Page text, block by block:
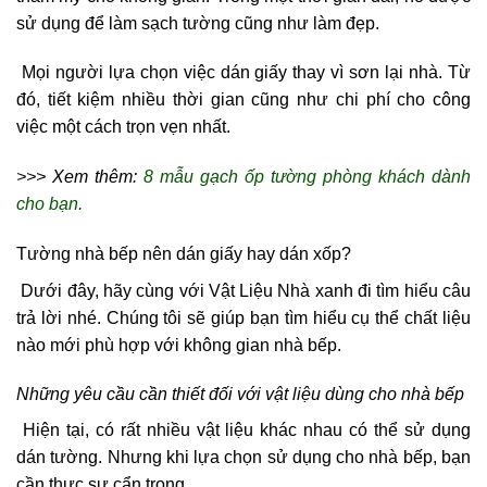
sử dụng để làm sạch tường cũng như làm đẹp.
Mọi người lựa chọn việc dán giấy thay vì sơn lại nhà. Từ
đó, tiết kiệm nhiều thời gian cũng như chi phí cho công
việc một cách trọn vẹn nhất.
>>> Xem thêm: 8 mẫu gạch ốp tường phòng khách dành
cho bạn.
Tường nhà bếp nên dán giấy hay dán xốp?
Dưới đây, hãy cùng với Vật Liệu Nhà xanh đi tìm hiểu câu
trả lời nhé. Chúng tôi sẽ giúp bạn tìm hiểu cụ thể chất liệu
nào mới phù hợp với không gian nhà bếp.
Những yêu cầu cần thiết đối với vật liệu dùng cho nhà bếp
Hiện tại, có rất nhiều vật liệu khác nhau có thể sử dụng
dán tường. Nhưng khi lựa chọn sử dụng cho nhà bếp, bạn